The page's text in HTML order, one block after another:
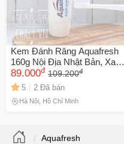
Kem Đánh Răng Aquafresh
160g Nội Địa Nhật Bản, Xanh
dương
89.000đ 109.200đ
5 2 Đã bán
Hà Nội, Hồ Chí Minh
Aquafresh